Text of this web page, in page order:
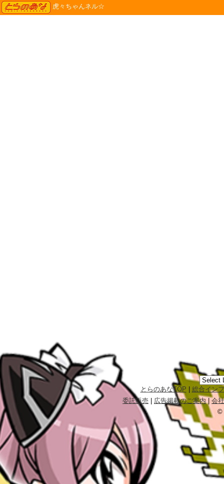
TORANOANA
虎々ちゃんネル☆
とらのあなTOP
総合イン
委託販売
広告掲載のご案内|会
©